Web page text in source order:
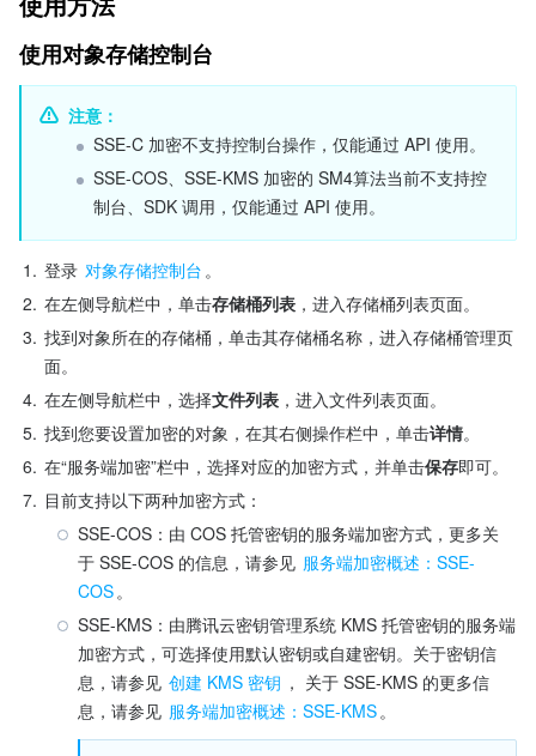
使用对象存储控制台
注意：
SSE-C 加密不支持控制台操作，仅能通过 API 使用。
SSE-COS、SSE-KMS 加密的 SM4算法当前不支持控
制台、SDK 调用，仅能通过 API 使用。
1. 登录 对象存储控制台 。
2. 在左侧导航栏中，单击存储桶列表 ，进入存储桶列表页面。
3. 找到对象所在的存储桶，单击其存储桶名称，进入存储桶管理页
面。
4. 在左侧导航栏中，选择文件列表 ，进入文件列表页面。
5. 找到您要设置加密的对象，在其右侧操作栏中，单击详情。
6. 在“服务端加密”栏中，选择对应的加密方式，并单击保存即可。
7. 目前支持以下两种加密方式：
SSE-COS：由 COS 托管密钥的服务端加密方式，更多关
于 SSE-COS 的信息，请参见 服务端加密概述：SSE-
COS。
SSE-KMS：由腾讯云密钥管理系统 KMS 托管密钥的服务端
加密方式，可选择使用默认密钥或自建密钥。关于密钥信
息，请参见 创建 KMS 密钥 ， 关于 SSE-KMS 的更多信
息，请参见 服务端加密概述：SSE-KMS。